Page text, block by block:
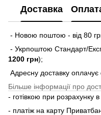
Доставка
- Новою поштою - від 80
- Укрпоштою Стандарт/
1200 грн);
Адресну доставку оплачує
Більше інформації про
- готівкою при розрахунку в
- платіж на карту